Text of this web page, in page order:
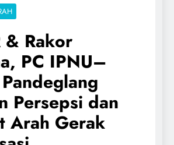
& Rakor
PC IPNU–
Persepsi dan
Arah Gerak